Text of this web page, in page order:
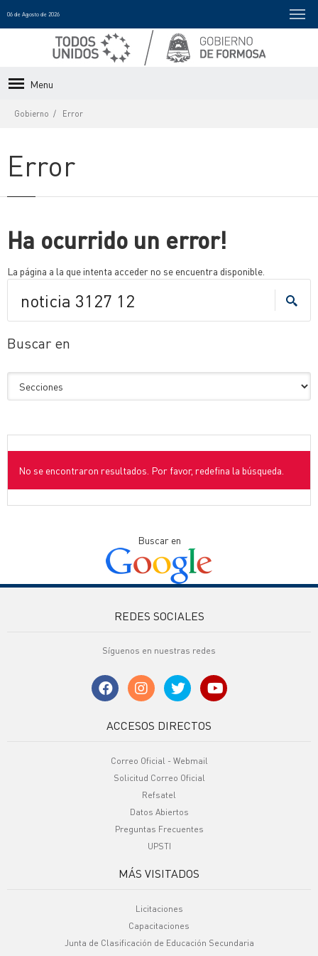
06 de Agosto de 2026
Menu
Gobierno Error
Error
Ha ocurrido un error!
La página a la que intenta acceder no se encuentra disponible.
Buscar en
No se encontraron resultados. Por favor, redefina la búsqueda.
Buscar en
REDES SOCIALES
Síguenos en nuestras redes
ACCESOS DIRECTOS
Correo Oficial - Webmail
Solicitud Correo Oficial
Refsatel
Datos Abiertos
Preguntas Frecuentes
UPSTI
MÁS VISITADOS
Licitaciones
Capacitaciones
Junta de Clasificación de Educación Secundaria